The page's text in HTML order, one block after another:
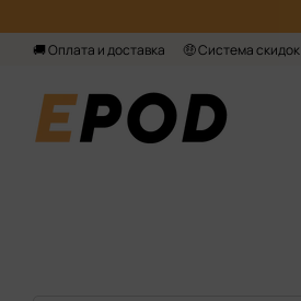
🚚 Оплата и доставка 🤑 Система скидок